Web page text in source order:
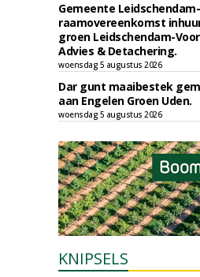
Gemeente
raamovereenkomst
groen Leidschendam-
Advies & Detachering.
woensdag 5 augustus 2026
Dar gunt maaibestek
aan Engelen Groen Uden.
woensdag 5 augustus 2026
KNIPSELS